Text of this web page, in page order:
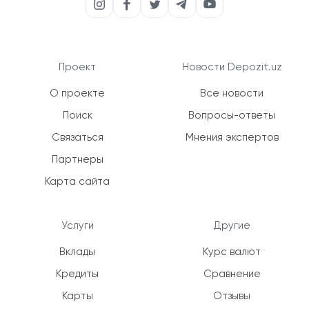
Проект
О проекте
Поиск
Связаться
Партнеры
Карта сайта
Услуги
Вклады
Кредиты
Карты
Новости Depozit.uz
Все новости
Вопросы-ответы
Мнения экспертов
Другие
Курс валют
Сравнение
Отзывы